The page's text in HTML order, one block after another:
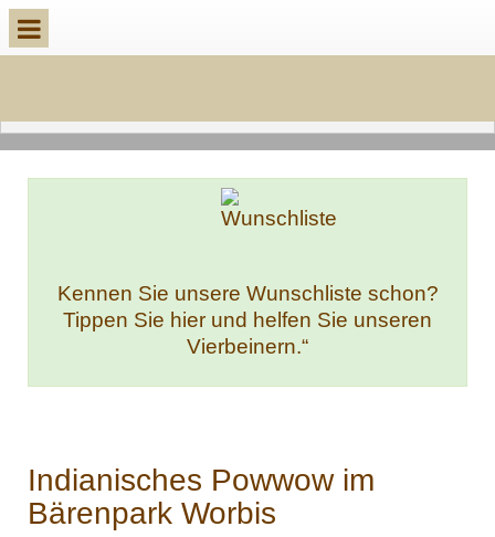
Kennen Sie unsere Wunschliste schon?
Tippen Sie hier und helfen Sie unseren
Vierbeinern.“
Indianisches Powwow im
Bärenpark Worbis